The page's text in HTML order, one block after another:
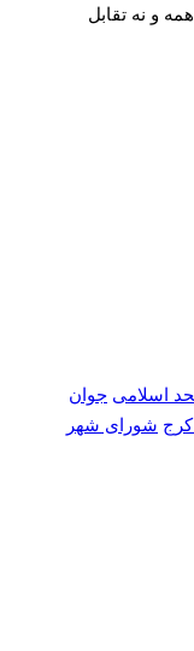
و نه تقابل
اسلامی
جوان
شورای شهر